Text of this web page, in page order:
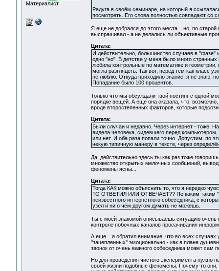
Материалист
Радуга в своём семинаре, на который я
посмотреть. Его слова полностью совпадают со
Я еще не добрался до этого места... но, по
выспрашивал - а не делались ли объективные
Цитата:
И действительно, большинство случаев в "фазе"
одно "но". В детстве у меня было много
любила контрольные по математике и
могла разглядеть. Так вот, перед тем как класс
не люблю. Откуда приходило знание, я не знаю,
Попадание было 100 процентов.
Только что мы обсуждали твой постинг с одной
порядке вещей. А еще она сказала, что,
вроде второстепенных факторов, которые
Цитата:
Были случаи и недавно. Через интернет - тоже.
видела человека, сидевшего перед
или нет. И оба раза попали точно. Допустим, по
некую типичную манеру в тексте, через
Да, действительно здесь ты как раз тоже
множество открытых мелочных сообщений,
феномены ясны...
Цитата:
Тогда КАК можно объяснить то, что я нередко
ТО ОТВЕТИЛ ИЛИ ОТВЕЧАЕТ?? По каким таким
неизвестного интернетного собеседника, с
узел и ни о чём другом думать не можешь.
Ты с моей знакомой описываешь ситуацию очень
контроле побочных каналов просачивания
А еще... я обратил внимание, что во всех случаях
"зацепленных" эмоционально - как в плане
звонок от очень важного собеседника может
Но для проведения чистого эксперимента нужно
своей жизни подобные феномены. Почему-то они,